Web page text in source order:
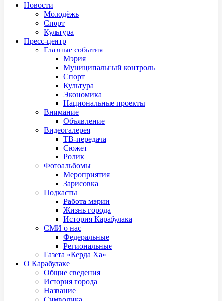
Новости
Молодёжь
Спорт
Культура
Пресс-центр
Главные события
Мэрия
Муниципальный контроль
Спорт
Культура
Экономика
Национальные проекты
Внимание
Объявление
Видеогалерея
ТВ-передача
Сюжет
Ролик
Фотоальбомы
Мероприятия
Зарисовка
Подкасты
Работа мэрии
Жизнь города
История Карабулака
СМИ о нас
Федеральные
Региональные
Газета «Керда Ха»
О Карабулаке
Общие сведения
История города
Название
Символика